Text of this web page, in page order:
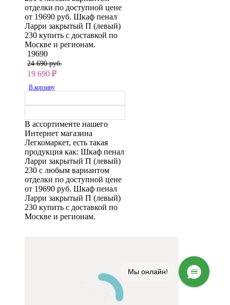
отделки по доступной цене
от 19690 руб. Шкаф пенал
Ларри закрытый П (левый)
230 купить с доставкой по
Москве и регионам.
19690
24 690 руб.
19 690 ₽
В корзину
В ассортименте нашего
Интернет магазина
Легкомаркет, есть такая
продукция как: Шкаф пенал
Ларри закрытый П (левый)
230 с любым вариантом
отделки по доступной цене
от 19690 руб. Шкаф пенал
Ларри закрытый П (левый)
230 купить с доставкой по
Москве и регионам.
Мы онлайн!